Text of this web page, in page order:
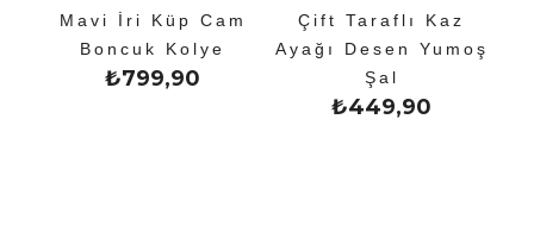
Mavi İri Küp Cam
Boncuk Kolye
₺799,90
Çift Taraflı Kaz
Ayağı Desen Yumoş
Şal
₺449,90